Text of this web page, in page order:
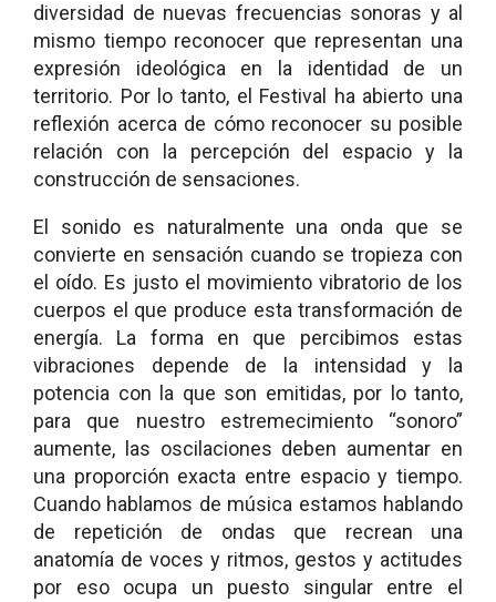
diversidad de nuevas frecuencias sonoras y al
mismo tiempo reconocer que representan una
expresión ideológica en la identidad de un
territorio. Por lo tanto, el Festival ha abierto una
reflexión acerca de cómo reconocer su posible
relación con la percepción del espacio y la
construcción de sensaciones.
El sonido es naturalmente una onda que se
convierte en sensación cuando se tropieza con
el oído. Es justo el movimiento vibratorio de los
cuerpos el que produce esta transformación de
energía. La forma en que percibimos estas
vibraciones depende de la intensidad y la
potencia con la que son emitidas, por lo tanto,
para que nuestro estremecimiento “sonoro”
aumente, las oscilaciones deben aumentar en
una proporción exacta entre espacio y tiempo.
Cuando hablamos de música estamos hablando
de repetición de ondas que recrean una
anatomía de voces y ritmos, gestos y actitudes
por eso ocupa un puesto singular entre el